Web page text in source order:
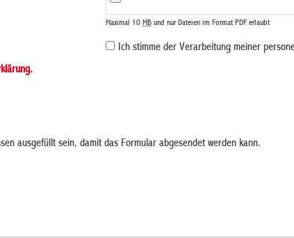
Maximal 10 MBund nur Dateien im Format PDF erlaubt
Ich stimme der Verarbeitung meiner
ausgefüllt sein, damit das Formular abgesendet werden kann.